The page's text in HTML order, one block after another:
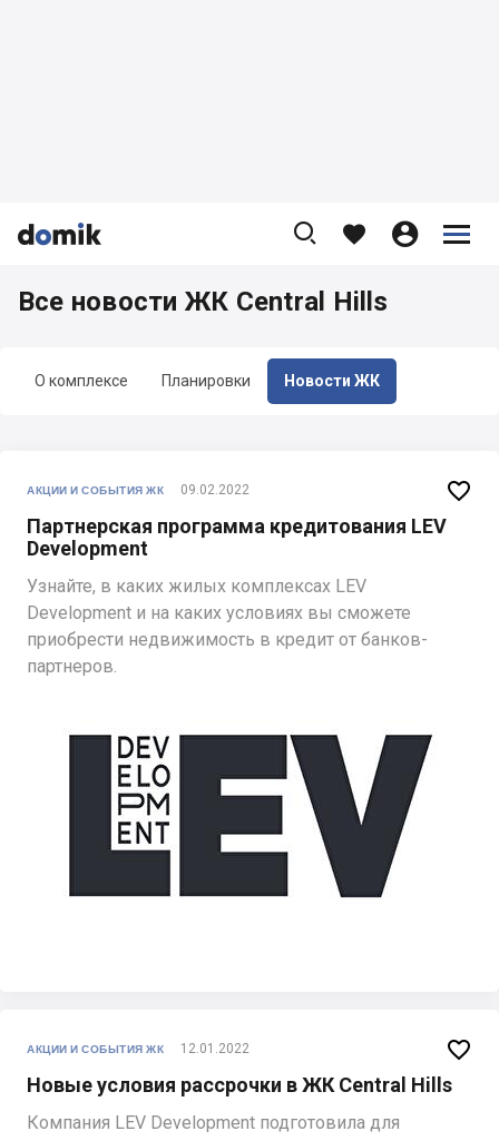


    


О комплексе Планировки Новости ЖК
Все новости ЖК Central Hills
АКЦИИ И СОБЫТИЯ ЖК 09.02.2022
Партнерская программа кредитования LEV
Development
Узнайте, в каких жилых комплексах LEV
Development и на каких условиях вы сможете
приобрести недвижимость в кредит от банков-
партнеров.

АКЦИИ И СОБЫТИЯ ЖК 12.01.2022
Новые условия рассрочки в ЖК Central Hills
Компания LEV Development подготовила для
